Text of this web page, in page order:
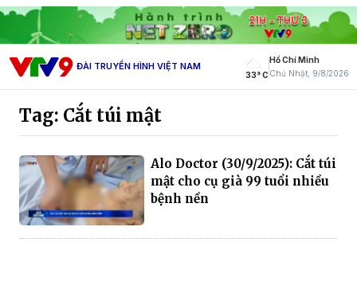
ĐÀI TRUYỀN HÌNH VIỆT NAM
33° C
Hồ Chí Minh
Chủ Nhật, 9/8/2026
Tag: Cắt túi mật
Alo Doctor (30/9/2025): Cắt túi
mật cho cụ già 99 tuổi nhiều
bệnh nền